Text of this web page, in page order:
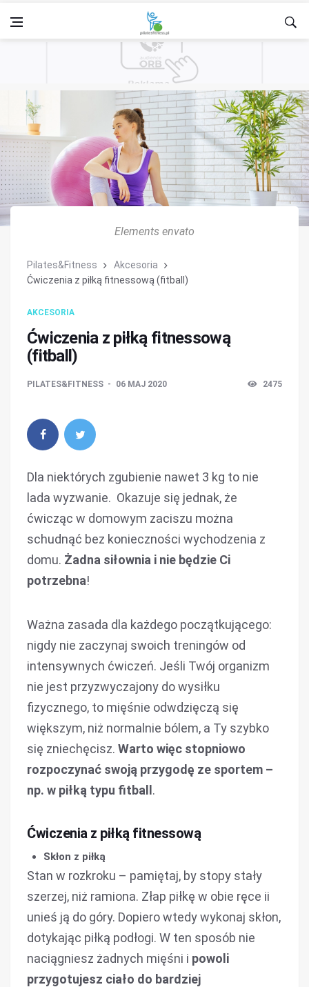
Elements envato
Pilates&Fitness
Akcesoria
Ćwiczenia z piłką fitnessową (fitball)
AKCESORIA
Ćwiczenia z piłką fitnessową
(fitball)
PILATES&FITNESS 06 MAJ 2020 2475
Dla niektórych zgubienie nawet 3 kg to nie
lada wyzwanie. Okazuje się jednak, że
ćwicząc w domowym zaciszu można
schudnąć bez konieczności wychodzenia z
domu. Żadna siłownia i nie będzie Ci
potrzebna!
Ważna zasada dla każdego początkującego:
nigdy nie zaczynaj swoich treningów od
intensywnych ćwiczeń. Jeśli Twój organizm
nie jest przyzwyczajony do wysiłku
fizycznego, to mięśnie odwdzięczą się
większym, niż normalnie bólem, a Ty szybko
się zniechęcisz. Warto więc stopniowo
rozpoczynać swoją przygodę ze sportem –
np. w piłką typu fitball .
Ćwiczenia z piłką fitnessową
Skłon z piłką
Stan w rozkroku – pamiętaj, by stopy stały
szerzej, niż ramiona. Złap piłkę w obie ręce ii
unieś ją do góry. Dopiero wtedy wykonaj skłon,
dotykając piłką podłogi. W ten sposób nie
naciągniesz żadnych mięśni i powoli
przygotujesz ciało do bardziej